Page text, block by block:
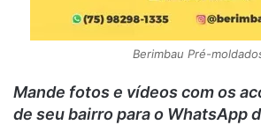
Berimbau Pré-
Mande fotos e vídeos com os
de seu bairro para o WhatsApp